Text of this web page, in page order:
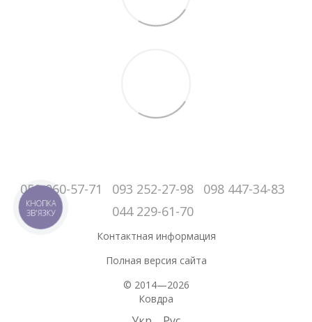
050-060-57-71 093 252-27-98
098 447-34-83
044 229-61-70
Контактная информация
Полная версия сайта
© 2014—2026
Ковдра
КНОПКА
ЗВ'ЯЗКУ